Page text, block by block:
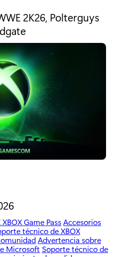
n
X
b
o
x
:
j
u
d
e
2K26, Polterguys
XBOX Game PassAccesorios
técnico de XBOX
Advertencia sobre
Microsoft Soporte técnico de